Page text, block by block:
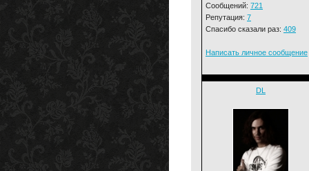
Сообщений: 721
Репутация: 7
Спасибо сказали раз: 409
Написать личное сообщение
DL